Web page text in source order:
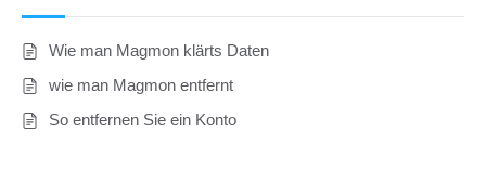
Wie man Magmon klärts Daten
wie man Magmon entfernt
So entfernen Sie ein Konto